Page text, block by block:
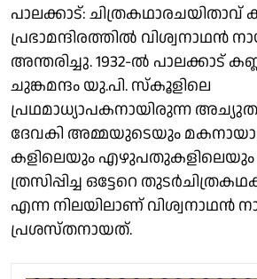
പാലക്കാട്: ചിത്രകഥാരചയിതാവ്
പ്രഭാമന്ദിരത്തിൽ വിശ്വനാഥൻ
അന്തരിച്ചു. 1932-ൽ പാലക്കാട്
ചുങ്കമന്ദം യു.പി. സ്‌കൂളിലെ
പ്രഥമാധ്യാപകനായിരുന്ന
ദേവകി അമ്മയുടെയും
കളിലെയും
ത്രസിപ്പിച്ച ഒട്ടേറെ
എന്ന നിലയിലാണ് വിശ്വനാഥൻ
പ്രശസ്തനായത്.